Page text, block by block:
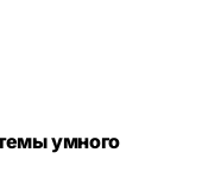
умного